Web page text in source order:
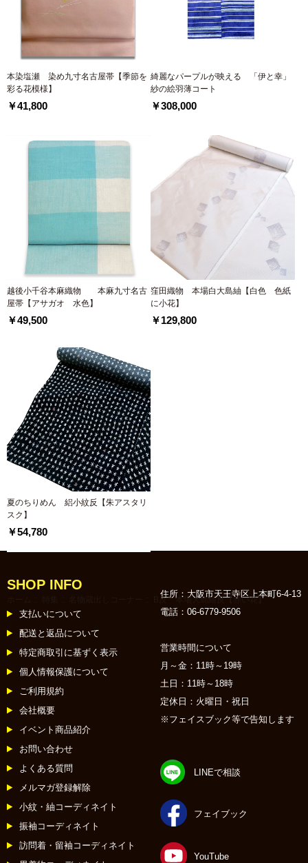
本染塩瀬 染め九寸名古屋帯【季節を
彩る花模様】
￥41,800
綺麗なパープルが映える 「伊と幸」
紗の絵羽薄コート
￥308,000
越後小千谷本麻織物 本麻九寸名古
屋帯【アサガオ 水色】
￥49,500
窪田織物 本場白大島紬【白色 色紙
に小花】
￥129,800
夏のちりめん 絽小紋反【朱アスタリ
スク】
￥54,780
:: B反 本場大島紬反【赤い花】
SHOP INFO
支払いについて
配送と返品について
特定商取引に基ずく表示
個人情報保護について
ご利用規約
会社概要
イベント商品紹介
お問い合わせ
よくある質問
メルマガ登録解除
小紋・紬コーディネイト
振袖コーディネイト
訪問着・留袖コーディネイト
住所：大阪市天王寺区上本町6-4-13
電話：06-6779-9506
営業時間について
月～金：11時～19時
土日：11時～18時
定休日：火曜日・祝日
※フェイスブック等で告知します
LINEで相談
フェイブック
YouTube